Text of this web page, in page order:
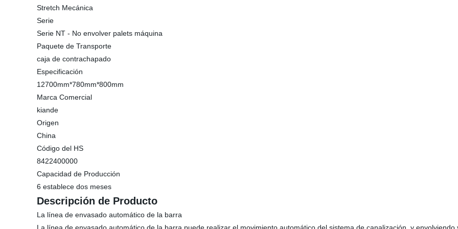
Stretch Mecánica
Serie
Serie NT - No envolver palets máquina
Paquete de Transporte
caja de contrachapado
Especificación
12700mm*780mm*800mm
Marca Comercial
kiande
Origen
China
Código del HS
8422400000
Capacidad de Producción
6 establece dos meses
Descripción de Producto
La línea de envasado automático de la barra